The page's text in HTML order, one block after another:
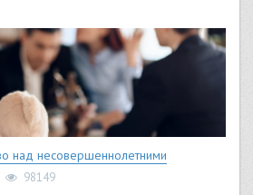
над несовершеннолетними
98149